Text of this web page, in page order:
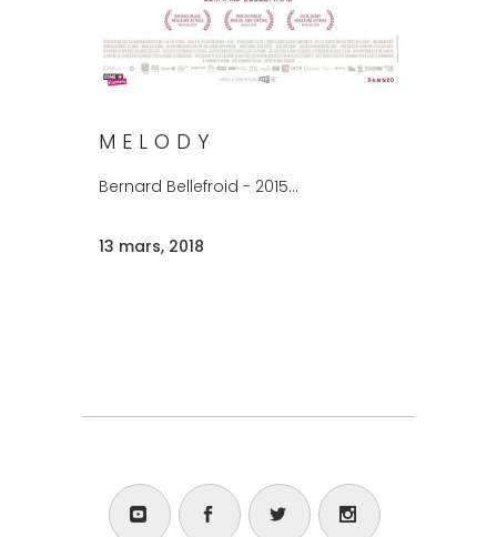
MELODY
Bernard Bellefroid - 2015...
13 mars, 2018